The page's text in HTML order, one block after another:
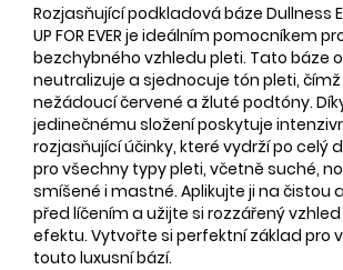
Rozjasňující podkladová báze Dullness
UP FOR EVER je ideálním pomocníkem
bezchybného vzhledu pleti. Tato báze
neutralizuje a sjednocuje tón pleti,
nežádoucí červené a žluté podtóny.
jedinečnému složení poskytuje
rozjasňující účinky, které vydrží po celý
pro všechny typy pleti, včetně suché,
smíšené i mastné. Aplikujte ji na čistou
před líčením a užijte si rozzářený
efektu. Vytvořte si perfektní základ pro
touto luxusní bází.